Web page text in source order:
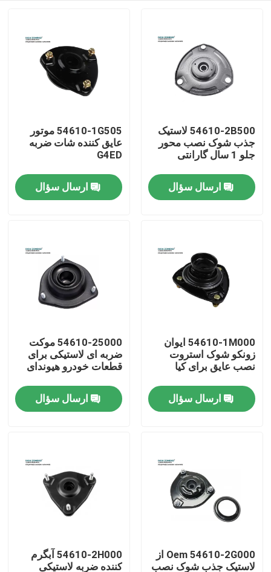
محصولات
فیلم های
نمایش واقعیت مجازی
درباره ما
تور کارخانه
با ما تماس بگیرید
موارد
54610-2B500 لاستیک
جذب شوک نصب محور
جلو 1 سال گارانتی
ارسال سؤال
54610-1G505 موتور
عایق کننده شات ضربه
G4ED
ارسال سؤال
54610-1M000 ایوان
زونکو شوک استروت
نصب عایق برای کیا
ارسال سؤال
54610-25000 موکت
ضربه ای لاستیکی برای
قطعات خودرو هیوندای
ارسال سؤال
Oem 54610-2G000 از
لاستیک جذب شوک نصب
54610-2H000 آبگرم
کننده ضربه لاستیکی